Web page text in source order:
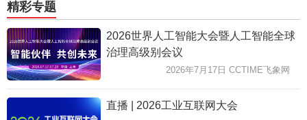
精彩专题
2026世界人工智能大会暨人工智能全球
治理高级别会议
2026年7月17日 CCTIME飞象网
直播 | 2026工业互联网大会